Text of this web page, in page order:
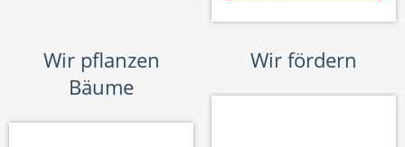
Wir pflanzen
Bäume
Wir fördern